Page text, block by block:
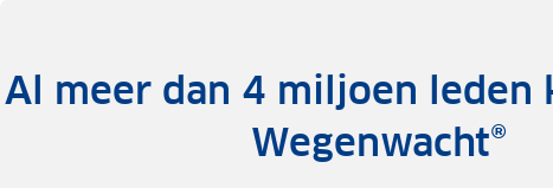
Al meer dan 4 miljoen leden
Wegenwacht®